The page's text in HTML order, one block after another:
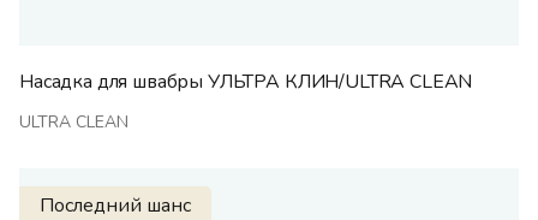
Насадка для швабры УЛЬТРА КЛИН/ULTRA CLEAN
ULTRA CLEAN
Последний шанс